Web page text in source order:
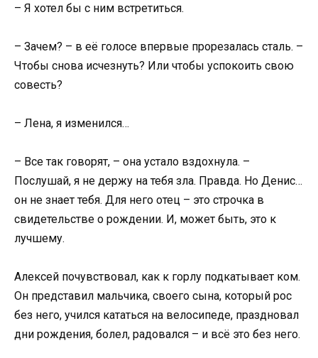
– Я хотел бы с ним встретиться.
– Зачем? – в её голосе впервые прорезалась сталь. –
Чтобы снова исчезнуть? Или чтобы успокоить свою
совесть?
– Лена, я изменился…
– Все так говорят, – она устало вздохнула. –
Послушай, я не держу на тебя зла. Правда. Но Денис…
он не знает тебя. Для него отец – это строчка в
свидетельстве о рождении. И, может быть, это к
лучшему.
Алексей почувствовал, как к горлу подкатывает ком.
Он представил мальчика, своего сына, который рос
без него, учился кататься на велосипеде, праздновал
дни рождения, болел, радовался – и всё это без него.